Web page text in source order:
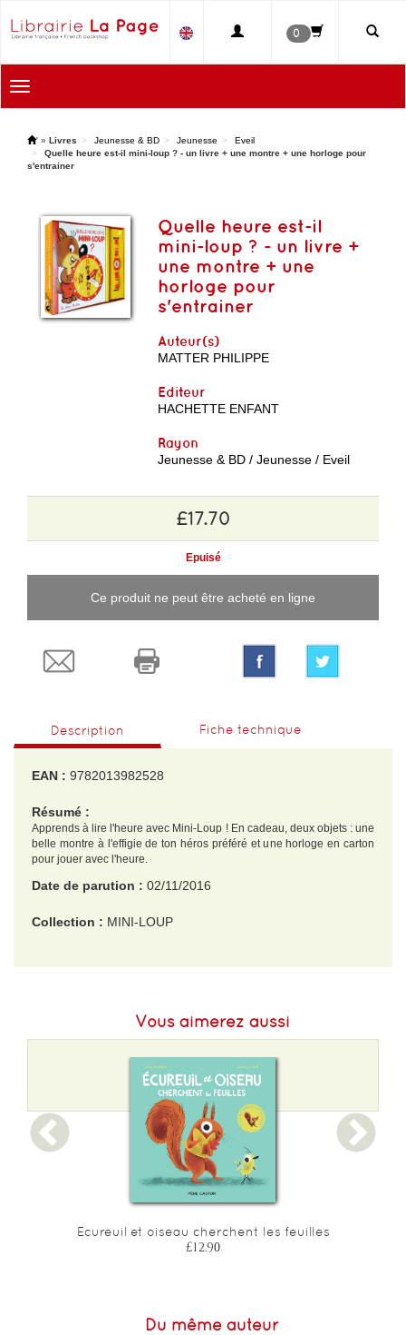
0
Toggle
navigation
' » Livres Jeunesse & BD Jeunesse
Eveil
Quelle heure est-il mini-loup ? - un livre + une montre + une horloge pour
s'entrainer
Quelle heure est-il
mini-loup ? - un livre +
une montre + une
horloge pour
s'entrainer
Auteur(s)
MATTER PHILIPPE
Editeur
HACHETTE ENFANT
Rayon
Jeunesse & BD / Jeunesse / Eveil
£17.70
Epuisé
Ce produit ne peut être acheté en ligne
Description Fiche technique
EAN : 9782013982528
Résumé :
Apprends à lire l'heure avec Mini-Loup ! En cadeau, deux objets : une
belle montre à l'effigie de ton héros préféré et une horloge en carton
pour jouer avec l'heure.
Date de parution : 02/11/2016
Collection : MINI-LOUP
Vous aimerez aussi
Ecureuil et oiseau cherchent les feuilles
£12.90
Du même auteur